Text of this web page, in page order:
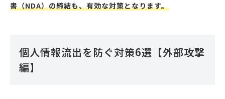
書（NDA）の締結も、有効な対策となります。
個人情報流出を防ぐ対策6選【外部攻撃
編】